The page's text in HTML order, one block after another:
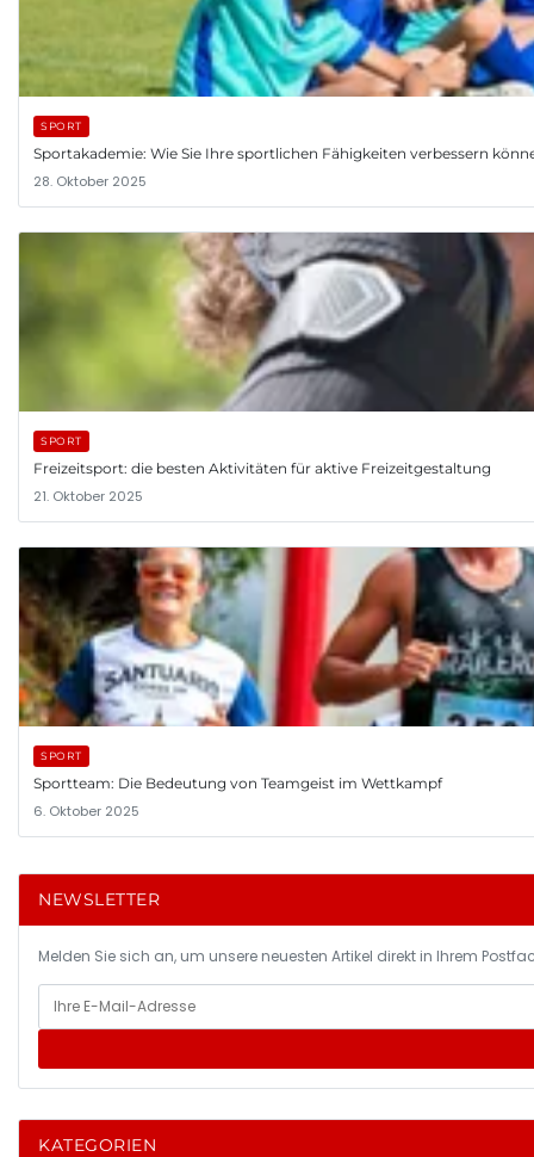
SPORT
Sportakademie: Wie Sie Ihre sportlichen Fähigkeiten verbessern
28. Oktober 2025
SPORT
Freizeitsport: die besten Aktivitäten für aktive Freizeitgestaltung
21. Oktober 2025
SPORT
Sportteam: Die Bedeutung von Teamgeist im Wettkampf
6. Oktober 2025
NEWSLETTER
Melden Sie sich an, um unsere neuesten Artikel direkt in Ihrem
KATEGORIEN